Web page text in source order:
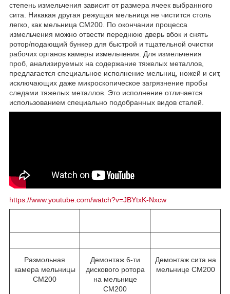
степень измельчения зависит от размера ячеек выбранного
сита. Никакая другая режущая мельница не чистится столь
легко, как мельница CM200. По окончании процесса
измельчения можно отвести переднюю дверь вбок и снять
ротор/подающий бункер для быстрой и тщательной очистки
рабочих органов камеры измельчения. Для измельчения
проб, анализируемых на содержание тяжелых металлов,
предлагается специальное исполнение мельниц, ножей и сит,
исключающих даже микроскопическое загрязнение пробы
следами тяжелых металлов. Это исполнение отличается
использованием специально подобранных видов сталей.
https://www.youtube.com/watch?v=JBYtxK-Nxcw
Размольная
камера мельницы
CM200
Демонтаж 6-ти
дискового ротора
на мельнице
CM200
Демонтаж сита на
мельнице CM200